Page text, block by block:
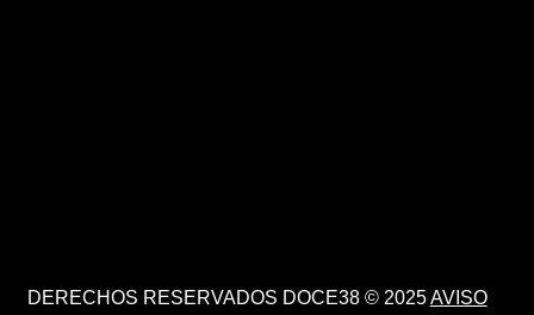
DERECHOS RESERVADOS DOCE38 © 2025AVISO